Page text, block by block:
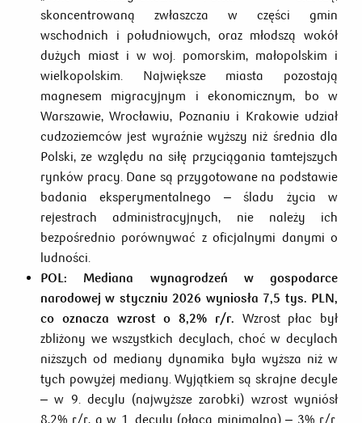
skoncentrowaną zwłaszcza w części gmin
wschodnich i południowych, oraz młodszą wokół
dużych miast i w woj. pomorskim, małopolskim i
wielkopolskim. Największe miasta pozostają
magnesem migracyjnym i ekonomicznym, bo w
Warszawie, Wrocławiu, Poznaniu i Krakowie udział
cudzoziemców jest wyraźnie wyższy niż średnia dla
Polski, ze względu na siłę przyciągania tamtejszych
rynków pracy. Dane są przygotowane na podstawie
badania eksperymentalnego – śladu życia w
rejestrach administracyjnych, nie należy ich
bezpośrednio porównywać z oficjalnymi danymi o
ludności.
POL:
Mediana wynagrodzeń w gospodarce
narodowej w styczniu 2026 wyniosła 7,5 tys. PLN,
co oznacza wzrost o 8,2% r/r. Wzrost płac był
zbliżony we wszystkich decylach, choć w decylach
niższych od mediany dynamika była wyższa niż w
tych powyżej mediany. Wyjątkiem są skrajne decyle
– w 9. decylu (najwyższe zarobki) wzrost wyniósł
8,2% r/r, a w 1. decylu (płaca minimalna) – 3% r/r.